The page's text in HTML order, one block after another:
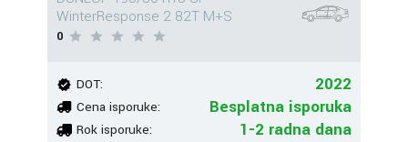
WinterResponse 2 82T M+S
0
DOT: 2022
Cena isporuke: Besplatna isporuka
Rok isporuke: 1-2 radna dana